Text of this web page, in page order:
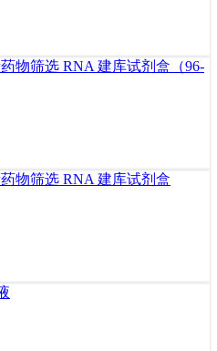
物筛选 RNA 建库试剂盒（96-
物筛选 RNA 建库试剂盒